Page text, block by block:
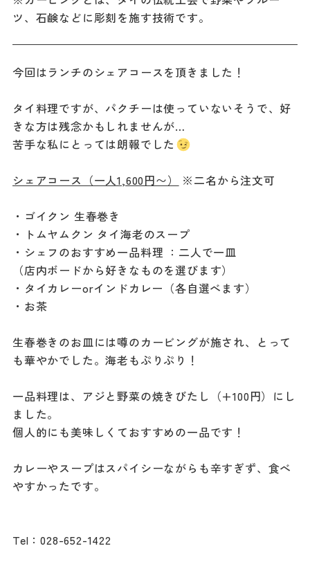
ツ、石鹸などに彫刻を施す技術です。
今回はランチのシェアコースを頂きました！
タイ料理ですが、パクチーは使っていないそうで、好
きな方は残念かもしれませんが…
苦手な私にとっては朗報でした
シェアコース（一人1,600円〜） ※二名から注文可
・ゴイクン 生春巻き
・トムヤムクン タイ海老のスープ
・シェフのおすすめ一品料理 ：二人で一皿
（店内ボードから好きなものを選びます）
・タイカレーorインドカレー（各自選べます）
・お茶
生春巻きのお皿には噂のカービングが施され、とって
も華やかでした。海老もぷりぷり！
一品料理は、アジと野菜の焼きびたし（+100円）にし
ました。
個人的にも美味しくておすすめの一品です！
カレーやスープはスパイシーながらも辛すぎず、食べ
やすかったです。
Tel：028-652-1422